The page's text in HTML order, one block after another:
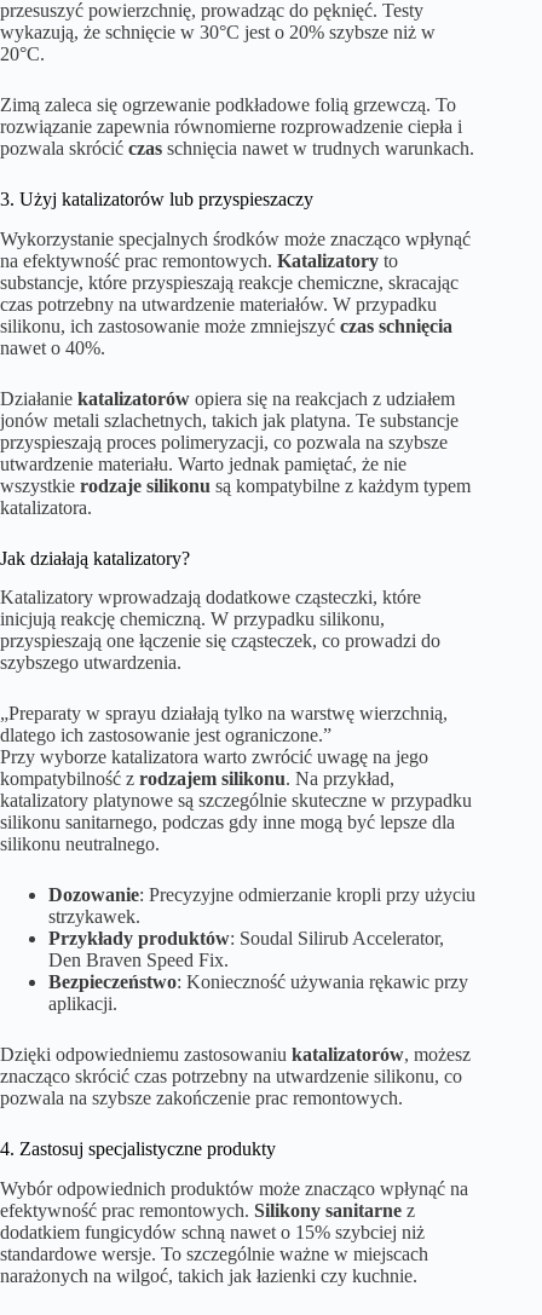
przesuszyć powierzchnię, prowadząc do pęknięć. Testy
wykazują, że schnięcie w 30°C jest o 20% szybsze niż w
20°C.
Zimą zaleca się ogrzewanie podkładowe folią grzewczą. To
rozwiązanie zapewnia równomierne rozprowadzenie ciepła i
pozwala skrócić czas schnięcia nawet w trudnych warunkach.
3. Użyj katalizatorów lub przyspieszaczy
Wykorzystanie specjalnych środków może znacząco wpłynąć
na efektywność prac remontowych. Katalizatory to
substancje, które przyspieszają reakcje chemiczne, skracając
czas potrzebny na utwardzenie materiałów. W przypadku
silikonu, ich zastosowanie może zmniejszyć czas schnięcia
nawet o 40%.
Działanie katalizatorów opiera się na reakcjach z udziałem
jonów metali szlachetnych, takich jak platyna. Te substancje
przyspieszają proces polimeryzacji, co pozwala na szybsze
utwardzenie materiału. Warto jednak pamiętać, że nie
wszystkie rodzaje silikonu są kompatybilne z każdym typem
katalizatora.
Jak działają katalizatory?
Katalizatory wprowadzają dodatkowe cząsteczki, które
inicjują reakcję chemiczną. W przypadku silikonu,
przyspieszają one łączenie się cząsteczek, co prowadzi do
szybszego utwardzenia.
„Preparaty w sprayu działają tylko na warstwę wierzchnią,
dlatego ich zastosowanie jest ograniczone.”
Przy wyborze katalizatora warto zwrócić uwagę na jego
kompatybilność z rodzajem silikonu. Na przykład,
katalizatory platynowe są szczególnie skuteczne w przypadku
silikonu sanitarnego, podczas gdy inne mogą być lepsze dla
silikonu neutralnego.
Dozowanie: Precyzyjne odmierzanie kropli przy użyciu
strzykawek.
Przykłady produktów: Soudal Silirub Accelerator,
Den Braven Speed Fix.
Bezpieczeństwo: Konieczność używania rękawic przy
aplikacji.
Dzięki odpowiedniemu zastosowaniu katalizatorów, możesz
znacząco skrócić czas potrzebny na utwardzenie silikonu, co
pozwala na szybsze zakończenie prac remontowych.
4. Zastosuj specjalistyczne produkty
Wybór odpowiednich produktów może znacząco wpłynąć na
efektywność prac remontowych. Silikony sanitarne z
dodatkiem fungicydów schną nawet o 15% szybciej niż
standardowe wersje. To szczególnie ważne w miejscach
narażonych na wilgoć, takich jak łazienki czy kuchnie.